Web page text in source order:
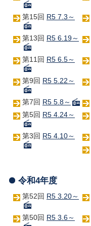
第15回 R5 7.3～
第13回 R5 6.19～
第11回 R5 6.5～
第9回 R5 5.22～
第7回 R5 5.8～
第5回 R5 4.24～
第3回 R5 4.10～
令和4年度
第52回 R5 3.20～
第50回 R5 3.6～